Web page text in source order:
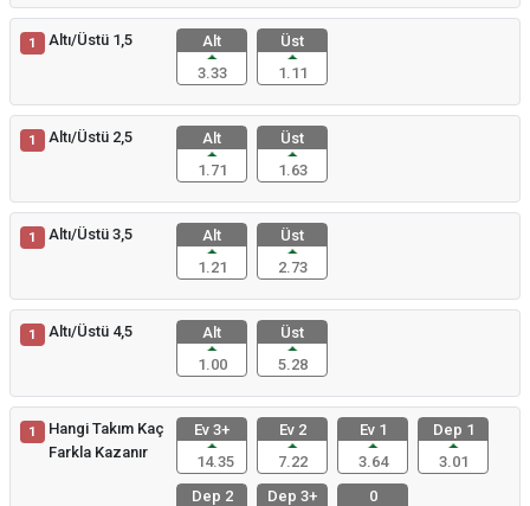
1 Altı/Üstü 1,5
Alt
3.33
Üst
1.11
1 Altı/Üstü 2,5
Alt
1.71
Üst
1.63
1 Altı/Üstü 3,5
Alt
1.21
Üst
2.73
1 Altı/Üstü 4,5
Alt
1.00
Üst
5.28
1
Hangi Takım Kaç
Farkla Kazanır
Ev 3+
14.35
Ev 2
7.22
Ev 1
3.64
Dep 1
3.01
Dep 2
Dep 3+
0